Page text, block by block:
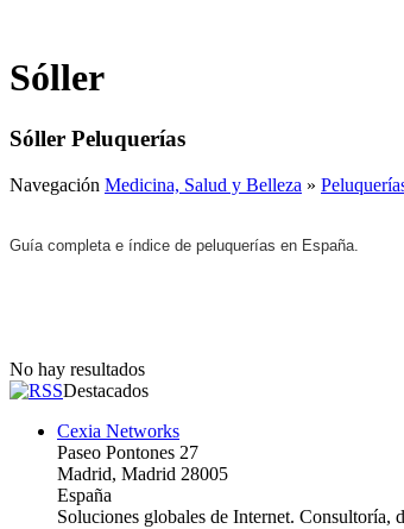
Sóller
Sóller Peluquerías
Navegación Medicina, Salud y Belleza »
Guía completa e índice de peluquerías en España.
No hay resultados
Destacados
Cexia Networks
Paseo Pontones 27
Madrid, Madrid 28005
España
Soluciones globales de Internet. Consultoría,